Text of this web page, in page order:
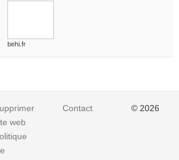
behi.fr
web
Contact © 2026